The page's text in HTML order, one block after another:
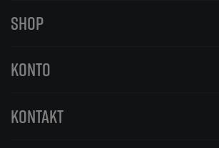
SHOP
KONTO
KONTAKT